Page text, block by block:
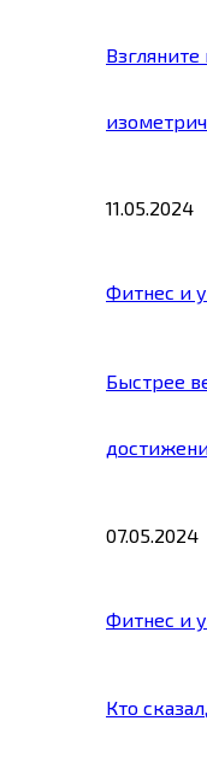
11.05.2024
Фитнес и
Быстрее
07.05.2024
Фитнес и
Кто